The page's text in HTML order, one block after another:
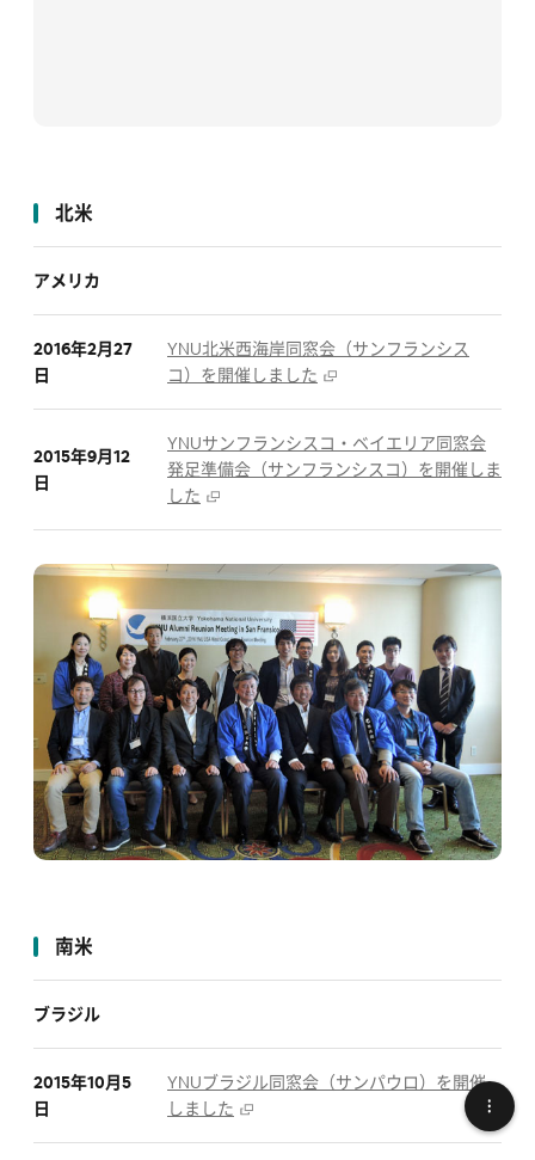
北米
アメリカ
2016年2月27
日
YNU北米西海岸同窓会（サンフランシス
コ）を開催しました
2015年9月12
日
YNUサンフランシスコ・ベイエリア同窓会
発足準備会（サンフランシスコ）を開催しま
した
南米
ブラジル
2015年10月5
日
YNUブラジル同窓会（サンパウロ）を開催
しました